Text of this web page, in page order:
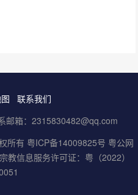
联系我们
邮箱：2315830482@qq.com
所有 粤ICP备14009825号 粤公网
教信息服务许可证：粤（2022）